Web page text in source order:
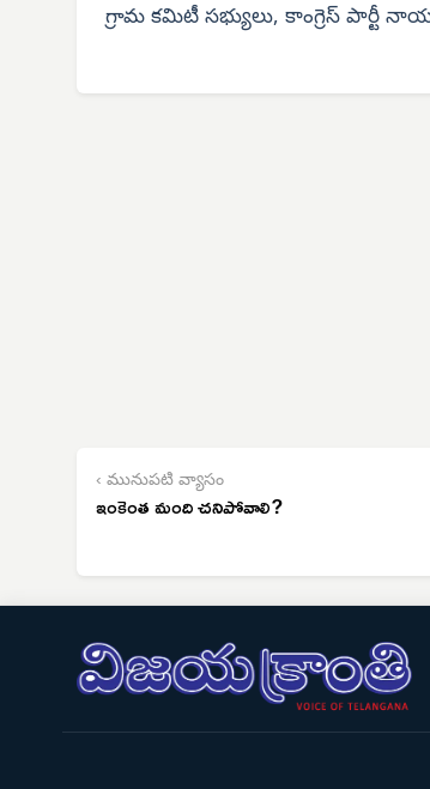
గ్రామ కమిటీ సభ్యులు, కాంగ్రెస్ పార్టీ
‹ మునుపటి వ్యాసం
ఇంకెంత మంది చనిపోవాలి?